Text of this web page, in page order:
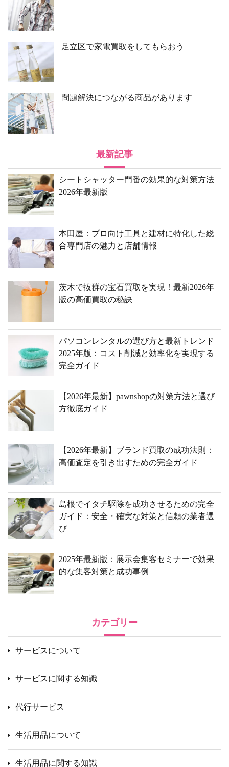
足立区で家電買取をしてもらおう
問題解決につながる商品があります
最新記事
シートシャッター門番の効果的な対策方法
2026年最新版
本田屋：プロ向け工具と建材に特化した総
合専門店の魅力と店舗情報
茨木で抜群の宝石買取を実現！最新2026年
版の高価買取の秘訣
パソコンレンタルの選び方と最新トレンド
2025年版：コスト削減と効率化を実現する
完全ガイド
【2026年最新】pawnshopの対策方法と選び
方徹底ガイド
【2026年最新】ブランド買取の成功法則：
高価査定を引き出すための完全ガイド
島根でイタチ駆除を成功させるための完全
ガイド：安全・確実な対策と信頼の業者選
び
2025年最新版：展示会集客セミナーで効果
的な集客対策と成功事例
カテゴリー
サービスについて
サービスに関する知識
代行サービス
生活用品について
生活用品に関する知識